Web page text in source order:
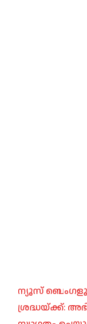
ന്യൂസ്
ശ്രദ്ധയ്ക്ക്: